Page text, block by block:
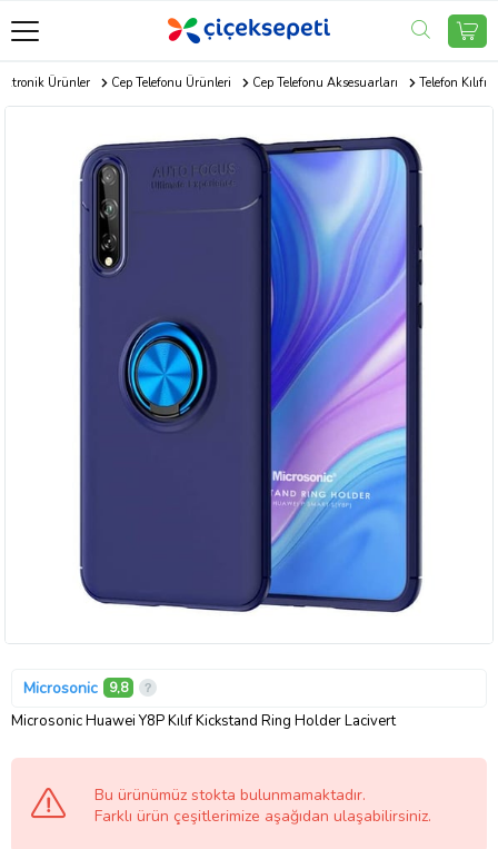
Ürünler Cep Telefonu Ürünleri Cep Telefonu Aksesuarları Telefon Kılıfı
Microsonic 9,8
Microsonic Huawei Y8P Kılıf Kickstand Ring Holder Lacivert
Bu ürünümüz stokta bulunmamaktadır.
Farklı ürün çeşitlerimize aşağıdan ulaşabilirsiniz.